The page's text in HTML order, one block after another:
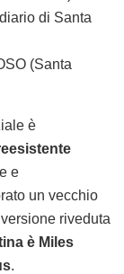
di Santa
(Santa
è
e
un vecchio
riveduta
è Miles
.